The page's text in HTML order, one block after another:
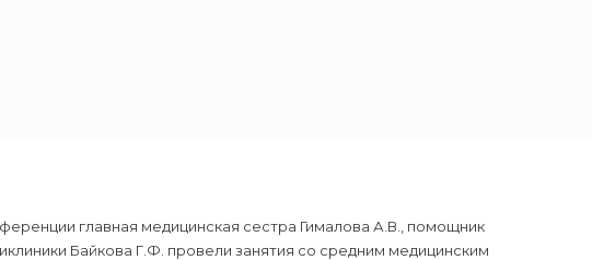
главная медицинская сестра Гималова А.В., помощник
Байкова Г.Ф. провели занятия со средним медицинским